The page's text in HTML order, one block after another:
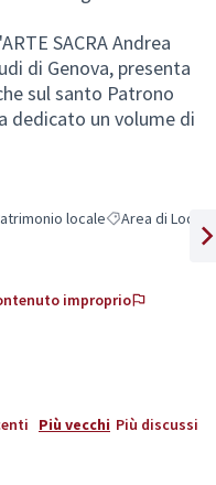
SACRA Andrea
di Genova, presenta
sul santo Patrono
dedicato un volume di
i risultati per categoria:
localeFiltra i risultati
Area di Lodi
improprio
Più vecchi Più discussi